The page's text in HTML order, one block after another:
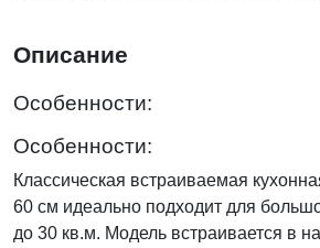
Описание
Особенности:
Особенности:
Классическая встраиваемая
60 см идеально подходит для
до 30 кв.м. Модель встраивается в